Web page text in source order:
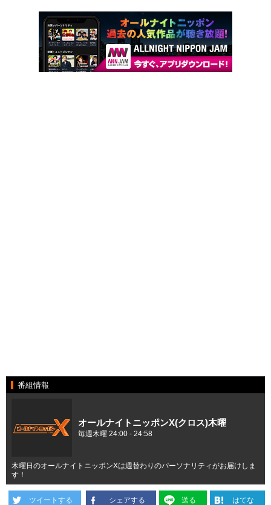
番組情報
オールナイトニッポンX(クロス)木曜
毎週木曜 24:00 - 24:58
木曜日のオールナイトニッポンXは週替わりのパーソナリティがお届けしま
す！
ツイートする シェアする 送る はてな